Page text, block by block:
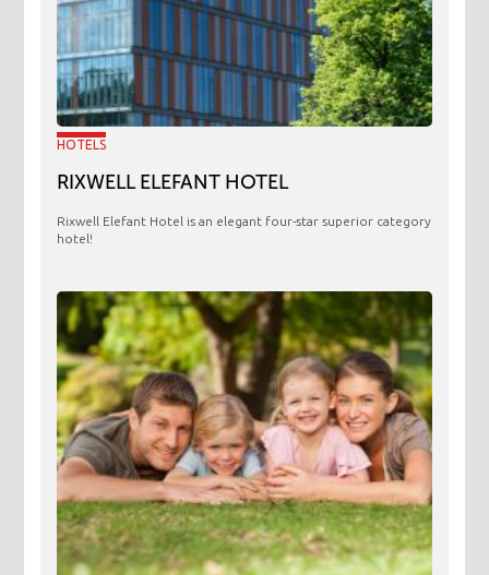
HOTELS
RIXWELL ELEFANT HOTEL
Rixwell Elefant Hotel is an elegant four-star superior category
hotel!